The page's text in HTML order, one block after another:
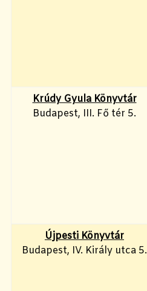
Krúdy Gyula Könyvtár
Budapest, III. Fő tér 5.
Újpesti Könyvtár
Budapest, IV. Király utca 5.